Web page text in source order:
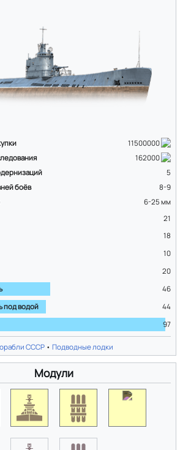
11500000
162000
5
боёв
8-9
6-25мм
21
18
10
20
46
под водой
44
97
СССР• Подводные лодки
Модули